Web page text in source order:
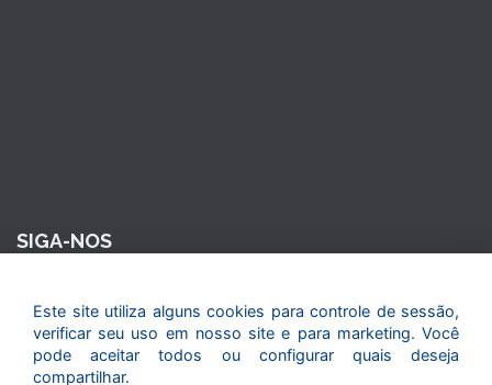
SIGA-NOS
Este site utiliza alguns cookies para controle de sessão,
verificar seu uso em nosso site e para marketing. Você
pode aceitar todos ou configurar quais deseja
compartilhar.